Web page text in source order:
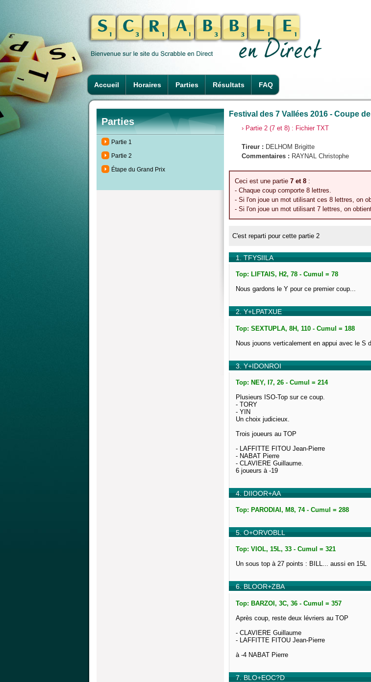
Accueil Horaires Parties Résultats FAQ
Parties
Partie 1
Partie 2
Étape du Grand Prix
Festival des 7 Vallées 2016 - Coupe
› Partie 2 (7 et 8) : Fichier TXT
Tireur : DELHOM Brigitte
Commentaires : RAYNAL Christophe
Ceci est une partie 7 et 8 :
- Chaque coup comporte 8 lettres.
- Si l'on joue un mot utilisant ces 8 lettres, on
- Si l'on joue un mot utilisant 7 lettres, on
C'est reparti pour cette partie 2
1. TFYSIILA
Top: LIFTAIS, H2, 78 - Cumul = 78
Nous gardons le Y pour ce premier coup...
2. Y+LPATXUE
Top: SEXTUPLA, 8H, 110 - Cumul = 188
Nous jouons verticalement en appui avec le S
3. Y+IDONROI
Top: NEY, I7, 26 - Cumul = 214
Plusieurs ISO-Top sur ce coup.
- TORY
- YIN
Un choix judicieux.
Trois joueurs au TOP
- LAFFITTE FITOU Jean-Pierre
- NABAT Pierre
- CLAVIERE Guillaume.
6 joueurs à -19
4. DIIOOR+AA
Top: PARODIAI, M8, 74 - Cumul = 288
5. O+ORVOBLL
Top: VIOL, 15L, 33 - Cumul = 321
Un sous top à 27 points : BILL... aussi en 15L
6. BLOOR+ZBA
Top: BARZOI, 3C, 36 - Cumul = 357
Après coup, reste deux lévriers au TOP
- CLAVIERE Guillaume
- LAFFITTE FITOU Jean-Pierre
à -4 NABAT Pierre
7. BLO+EOC?D